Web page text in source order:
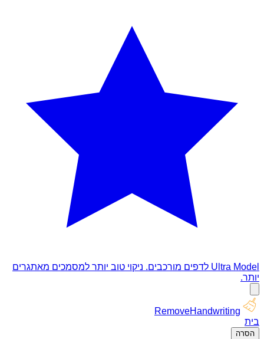
Ultra Model לדפים מורכבים. ניקוי טוב יותר למסמכים מאתגרים
יותר.
RemoveHandwriting
בית
הסרה